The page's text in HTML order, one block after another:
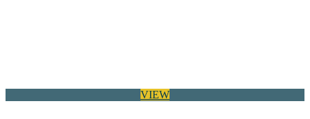
VIEW